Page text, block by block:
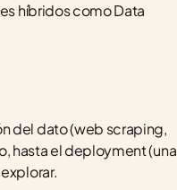
híbridos como Data
del dato (web scraping,
hasta el deployment (una